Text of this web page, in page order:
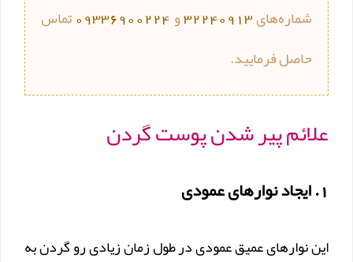
شماره‌های32240913و09336900224تماس
حاصل فرمایید.
علائم پیر شدن پوست گردن
1. ایجاد نوارهای عمودی
این نوارهای عمیق عمودی در طول زمان زیادی رو گردن به